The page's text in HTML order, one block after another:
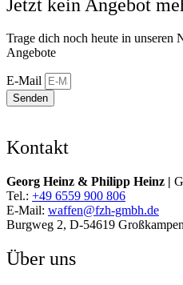
Jetzt kein Angebot
Trage dich noch heute in unseren
Angebote
E-Mail
Senden
Kontakt
Georg Heinz & Philipp Heinz |
Tel.: +49 6559 900 806
E-Mail: waffen@fzh-gmbh.de
Burgweg 2, D-54619
Über uns